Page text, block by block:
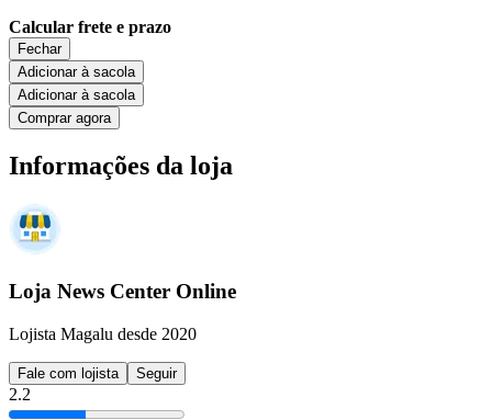
Calcular frete e prazo
Fechar
Adicionar à sacola
Adicionar à sacola
Comprar agora
Informações da loja
Loja News Center Online
Lojista Magalu desde 2020
Fale com lojista Seguir
2.2